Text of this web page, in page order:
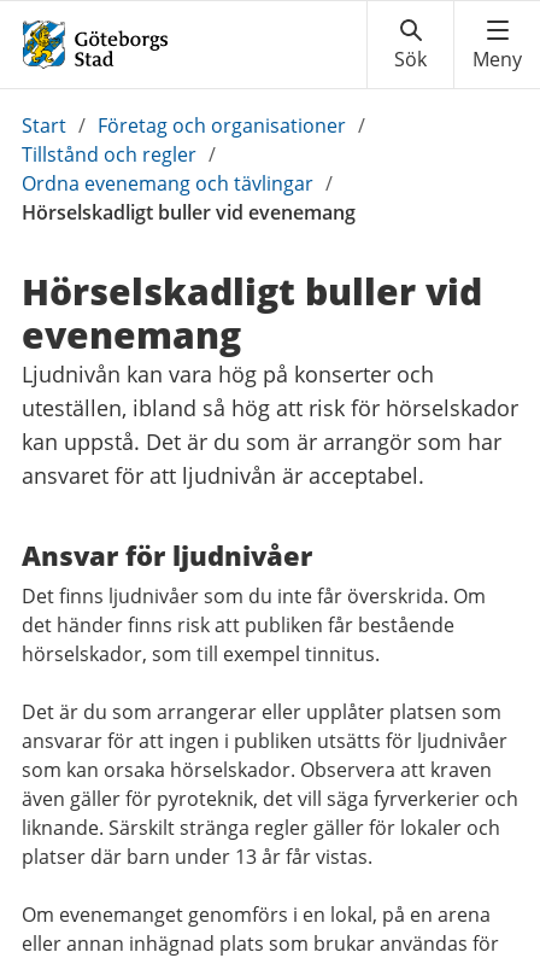
Du
är
här:
Start / Företag och organisationer /
Tillstånd och regler /
Ordna evenemang och tävlingar /
Hörselskadligt buller vid evenemang
Hörselskadligt buller vid
evenemang
Ljudnivån kan vara hög på konserter och
uteställen, ibland så hög att risk för hörselskador
kan uppstå. Det är du som är arrangör som har
ansvaret för att ljudnivån är acceptabel.
Ansvar för ljudnivåer
Det finns ljudnivåer som du inte får överskrida. Om
det händer finns risk att publiken får bestående
hörselskador, som till exempel tinnitus.
Det är du som arrangerar eller upplåter platsen som
ansvarar för att ingen i publiken utsätts för ljudnivåer
som kan orsaka hörselskador. Observera att kraven
även gäller för pyroteknik, det vill säga fyrverkerier och
liknande. Särskilt stränga regler gäller för lokaler och
platser där barn under 13 år får vistas.
Om evenemanget genomförs i en lokal, på en arena
eller annan inhägnad plats som brukar användas för